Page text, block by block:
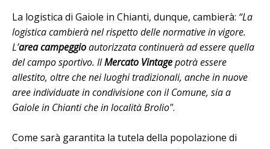
La logistica di Gaiole in Chianti, dunque, cambierà: “La
logistica cambierà nel rispetto delle normative in vigore.
L’area campeggioautorizzata continuerà ad essere quella
del campo sportivo. IlMercato Vintagepotrà essere
allestito, oltre che nei luoghi tradizionali, anche in nuove
aree individuate in condivisione con il Comune, sia a
Gaiole in Chianti che in località Brolio".
Come sarà garantita la tutela della popolazione di